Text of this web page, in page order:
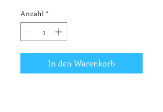
Anzahl *
In den Warenkorb